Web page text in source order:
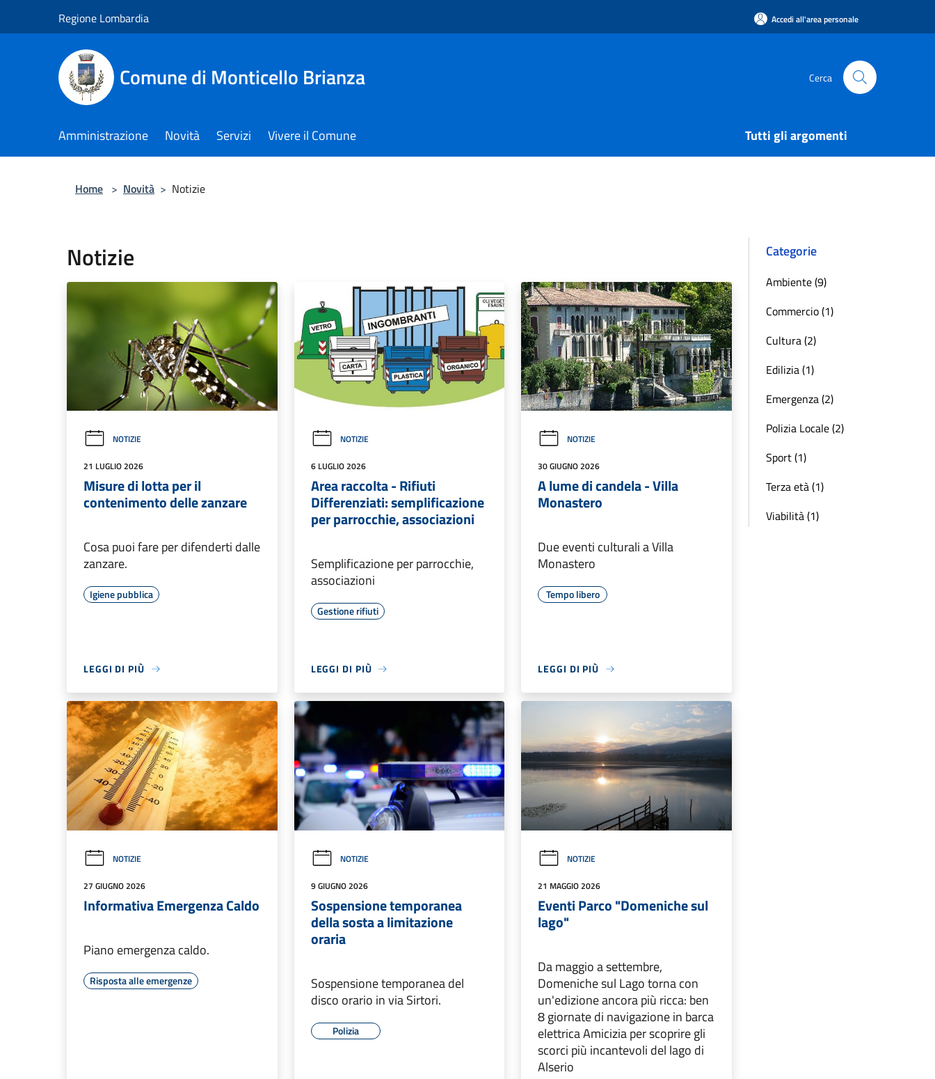
Regione Lombardia Accedi all'area personale
Comune di Monticello Brianza Cerca
Amministrazione Novità Servizi Vivere il Comune Tutti gli argomenti
Home > Novità > Notizie
Notizie
NOTIZIE
21 LUGLIO 2026
Misure di lotta per il
contenimento delle zanzare
Cosa puoi fare per difenderti dalle
zanzare.
Igiene pubblica
LEGGI DI PIÙ
NOTIZIE
6 LUGLIO 2026
Area raccolta - Rifiuti
Differenziati: semplificazione
per parrocchie, associazioni
Semplificazione per parrocchie,
associazioni
Gestione rifiuti
LEGGI DI PIÙ
NOTIZIE
30 GIUGNO 2026
A lume di candela - Villa
Monastero
Due eventi culturali a Villa
Monastero
Tempo libero
LEGGI DI PIÙ
NOTIZIE
27 GIUGNO 2026
Informativa Emergenza Caldo
Piano emergenza caldo.
Risposta alle emergenze
NOTIZIE
9 GIUGNO 2026
Sospensione temporanea
della sosta a limitazione
oraria
Sospensione temporanea del
disco orario in via Sirtori.
Polizia
NOTIZIE
21 MAGGIO 2026
Eventi Parco "Domeniche sul
lago"
Da maggio a settembre,
Domeniche sul Lago torna con
un'edizione ancora più ricca: ben
8 giornate di navigazione in barca
elettrica Amicizia per scoprire gli
scorci più incantevoli del lago di
Alserio
Categorie
Ambiente (9)
Commercio (1)
Cultura (2)
Edilizia (1)
Emergenza (2)
Polizia Locale (2)
Sport (1)
Terza età (1)
Viabilità (1)